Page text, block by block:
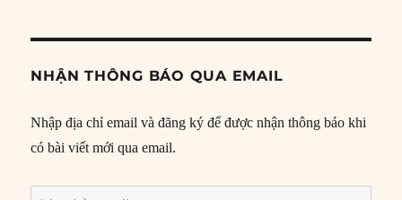
NHẬN THÔNG BÁO QUA EMAIL
Nhập địa chỉ email và đăng ký để được nhận thông báo khi
có bài viết mới qua email.
Địa